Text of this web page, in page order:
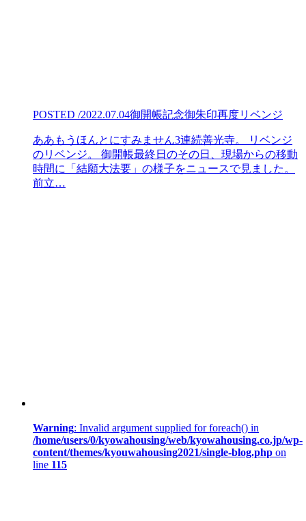
POSTED /2022.07.04御開帳記念御朱印再度リベンジ
ああもうほんとにすみません3連続善光寺。 リベンジ
のリベンジ。 御開帳最終日のその日、現場からの移動
時間に「結願大法要」の様子をニュースで見ました。
前立…
Warning: Invalid argument supplied for foreach() in
/home/users/0/kyowahousing/web/kyowahousing.co.jp/wp-
content/themes/kyouwahousing2021/single-blog.php on
line 115